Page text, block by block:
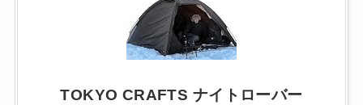
TOKYO CRAFTS ナイトローバー